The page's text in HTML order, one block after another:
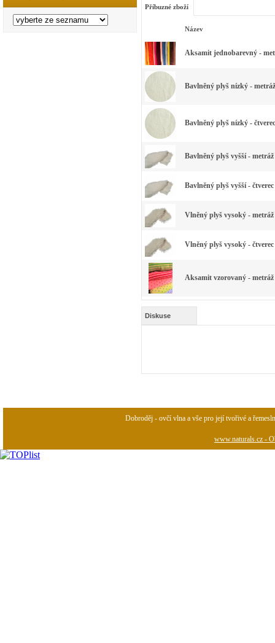
Příbuzné zboží
Název
Aksamit jednobarevný -
Bavlněný plyš nízký -
Bavlněný plyš nízký -
Bavlněný plyš vyšší -
Bavlněný plyš vyšší -
Vlněný plyš vysoký - metráž
Vlněný plyš vysoký - čtverec
Aksamit vzorovaný -
Diskuse
Dobroděj - ovčí vlna a vše pro její tvořivé a
www.naturals.cz -